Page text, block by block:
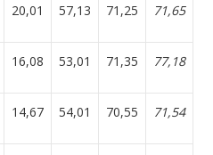
20,01 57,13 71,25 71,65
16,08 53,01 71,35 77,18
14,67 54,01 70,55 71,54